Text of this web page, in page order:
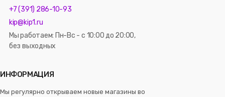
+7 (391) 286-10-93
kip@kip1.ru
Мы работаем: Пн-Вс - с 10:00 до 20:00,
без выходных
ИНФОРМАЦИЯ
Мы регулярно открываем новые магазины во